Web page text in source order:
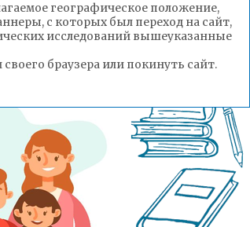
географическое положение,
с которых был переход на сайт,
исследований вышеуказанные
браузера или покинуть сайт.